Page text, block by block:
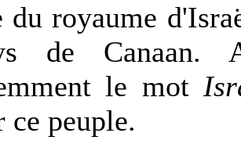
royaume
de
le mot
ce peuple.